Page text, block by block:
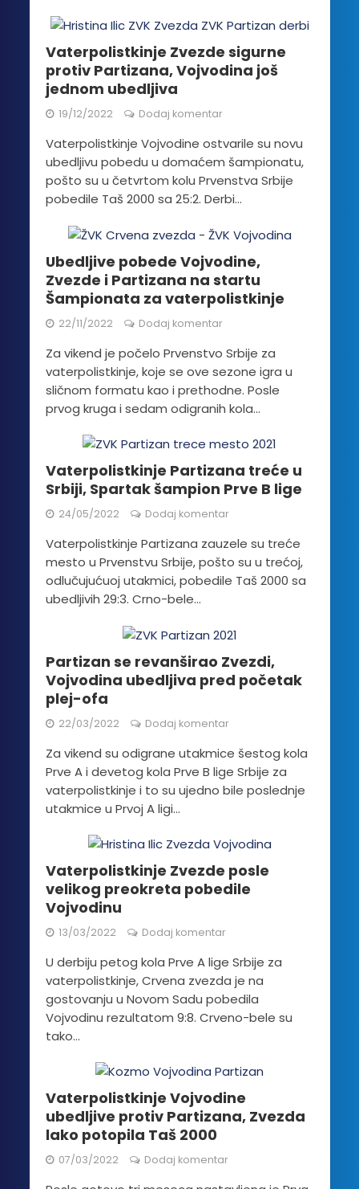
Vaterpolistkinje Zvezde sigurne
protiv Partizana, Vojvodina još
jednom ubedljiva
19/12/2022 Dodaj komentar
Vaterpolistkinje Vojvodine ostvarile su novu
ubedljivu pobedu u domaćem šampionatu,
pošto su u četvrtom kolu Prvenstva Srbije
pobedile Taš 2000 sa 25:2. Derbi...
Ubedljive pobede Vojvodine,
Zvezde i Partizana na startu
Šampionata za vaterpolistkinje
22/11/2022 Dodaj komentar
Za vikend je počelo Prvenstvo Srbije za
vaterpolistkinje, koje se ove sezone igra u
sličnom formatu kao i prethodne. Posle
prvog kruga i sedam odigranih kola...
Vaterpolistkinje Partizana treće u
Srbiji, Spartak šampion Prve B lige
24/05/2022 Dodaj komentar
Vaterpolistkinje Partizana zauzele su treće
mesto u Prvenstvu Srbije, pošto su u trećoj,
odlučujućuoj utakmici, pobedile Taš 2000 sa
ubedljivih 29:3. Crno-bele...
Partizan se revanširao Zvezdi,
Vojvodina ubedljiva pred početak
plej-ofa
22/03/2022 Dodaj komentar
Za vikend su odigrane utakmice šestog kola
Prve A i devetog kola Prve B lige Srbije za
vaterpolistkinje i to su ujedno bile poslednje
utakmice u Prvoj A ligi...
Vaterpolistkinje Zvezde posle
velikog preokreta pobedile
Vojvodinu
13/03/2022 Dodaj komentar
U derbiju petog kola Prve A lige Srbije za
vaterpolistkinje, Crvena zvezda je na
gostovanju u Novom Sadu pobedila
Vojvodinu rezultatom 9:8. Crveno-bele su
tako...
Vaterpolistkinje Vojvodine
ubedljive protiv Partizana, Zvezda
lako potopila Taš 2000
07/03/2022 Dodaj komentar